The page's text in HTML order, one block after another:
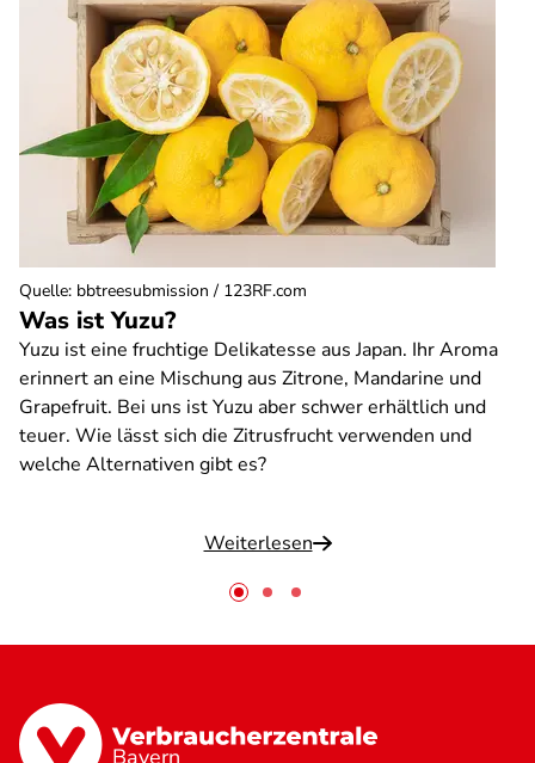
Was ist Yuzu?
Yuzu ist eine fruchtige Delikatesse aus Japan. Ihr Aroma
erinnert an eine Mischung aus Zitrone, Mandarine und
Grapefruit. Bei uns ist Yuzu aber schwer erhältlich und
teuer. Wie lässt sich die Zitrusfrucht verwenden und
welche Alternativen gibt es?
Weiterlesen
Quelle: bbtreesubmission / 123RF.com